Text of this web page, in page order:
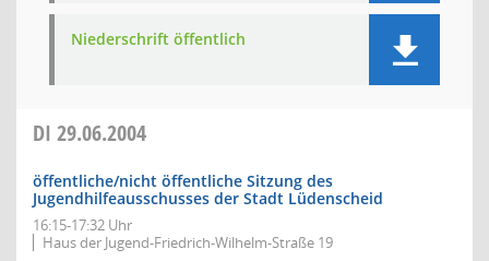
Niederschrift öffentlich
DI 29.06.2004
öffentliche/nicht öffentliche Sitzung des
Jugendhilfeausschusses der Stadt Lüdenscheid
16:15-17:32 Uhr
Haus der Jugend-Friedrich-Wilhelm-Straße 19